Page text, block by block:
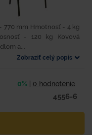
770 mm Hmotnosť - 4 kg
- 120 kg Kovová
a...
Zobraziť celý popis
0% 0 hodnotenie
4556-6